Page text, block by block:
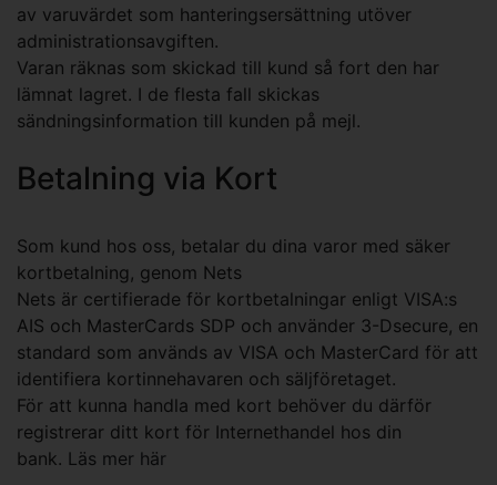
av varuvärdet som hanteringsersättning utöver
administrationsavgiften.
Varan räknas som skickad till kund så fort den har
lämnat lagret. I de flesta fall skickas
sändningsinformation till kunden på mejl.
Betalning via Kort
Som kund hos oss, betalar du dina varor med säker
kortbetalning, genom Nets
Nets är certifierade för kortbetalningar enligt VISA:s
AIS och MasterCards SDP och använder 3-Dsecure, en
standard som används av VISA och MasterCard för att
identifiera kortinnehavaren och säljföretaget.
För att kunna handla med kort behöver du därför
registrerar ditt kort för Internethandel hos din
bank. Läs mer här